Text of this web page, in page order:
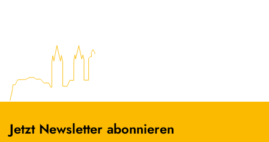
Jetzt Newsletter abonnieren